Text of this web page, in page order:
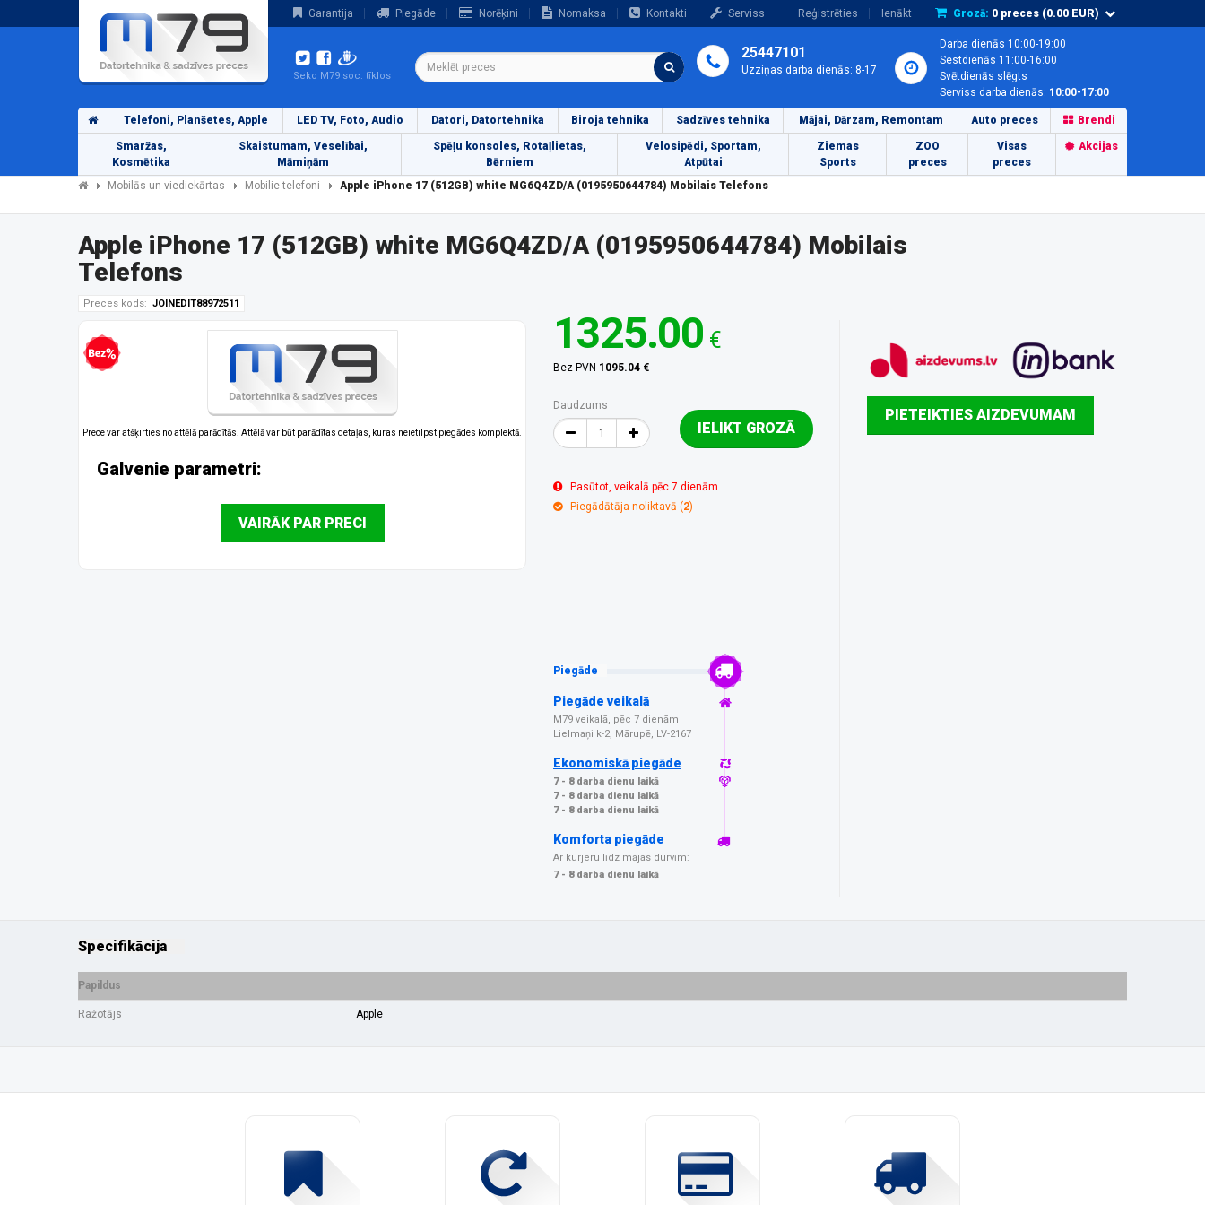
Garantija Piegāde Norēķini Nomaksa Kontakti Serviss Reģistrēties Ienākt Grozā: 0 preces (0.00 EUR)
Seko M79 soc. tīklos
25447101
Uzziņas darba dienās: 8-17
Darba dienās 10:00-19:00
Sestdienās 11:00-16:00
Svētdienās slēgts
Serviss darba dienās: 10:00-17:00
Telefoni, Planšetes, Apple LED TV, Foto, Audio Datori, Datortehnika Biroja tehnika Sadzīves tehnika Mājai, Dārzam, Remontam Auto preces Brendi
Smaržas,
Kosmētika
Skaistumam, Veselībai,
Māmiņām
Spēļu konsoles, Rotaļlietas,
Bērniem
Velosipēdi, Sportam,
Atpūtai
Ziemas
Sports
ZOO
preces
Visas
preces
Akcijas
Mobilās un viediekārtas Mobilie telefoni Apple iPhone 17 (512GB) white MG6Q4ZD/A (0195950644784) Mobilais Telefons
Apple iPhone 17 (512GB) white MG6Q4ZD/A (0195950644784) Mobilais
Telefons
Preces kods: JOINEDIT88972511
Bezprocentu kredīts
Prece var atšķirties no attēlā parādītās. Attēlā var būt parādītas detaļas, kuras neietilpst piegādes komplektā.
Galvenie parametri:
VAIRĀK PAR PRECI
1325.00 €
Bez PVN 1095.04 €
Daudzums
IELIKT GROZĀ
Pasūtot, veikalā pēc 7 dienām
Piegādātāja noliktavā (2)
Piegāde
Piegāde veikalā
M79 veikalā, pēc 7 dienām
Lielmaņi k-2, Mārupē, LV-2167
Ekonomiskā piegāde
7 - 8 darba dienu laikā
7 - 8 darba dienu laikā
7 - 8 darba dienu laikā
Komforta piegāde
Ar kurjeru līdz mājas durvīm:
7 - 8 darba dienu laikā
PIETEIKTIES AIZDEVUMAM
Specifikācija
Papildus
Ražotājs Apple